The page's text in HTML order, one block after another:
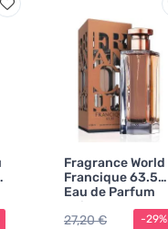
Fragrance World
Francique 63.55
Eau de Parfum
unisex
27,20 €
-29%